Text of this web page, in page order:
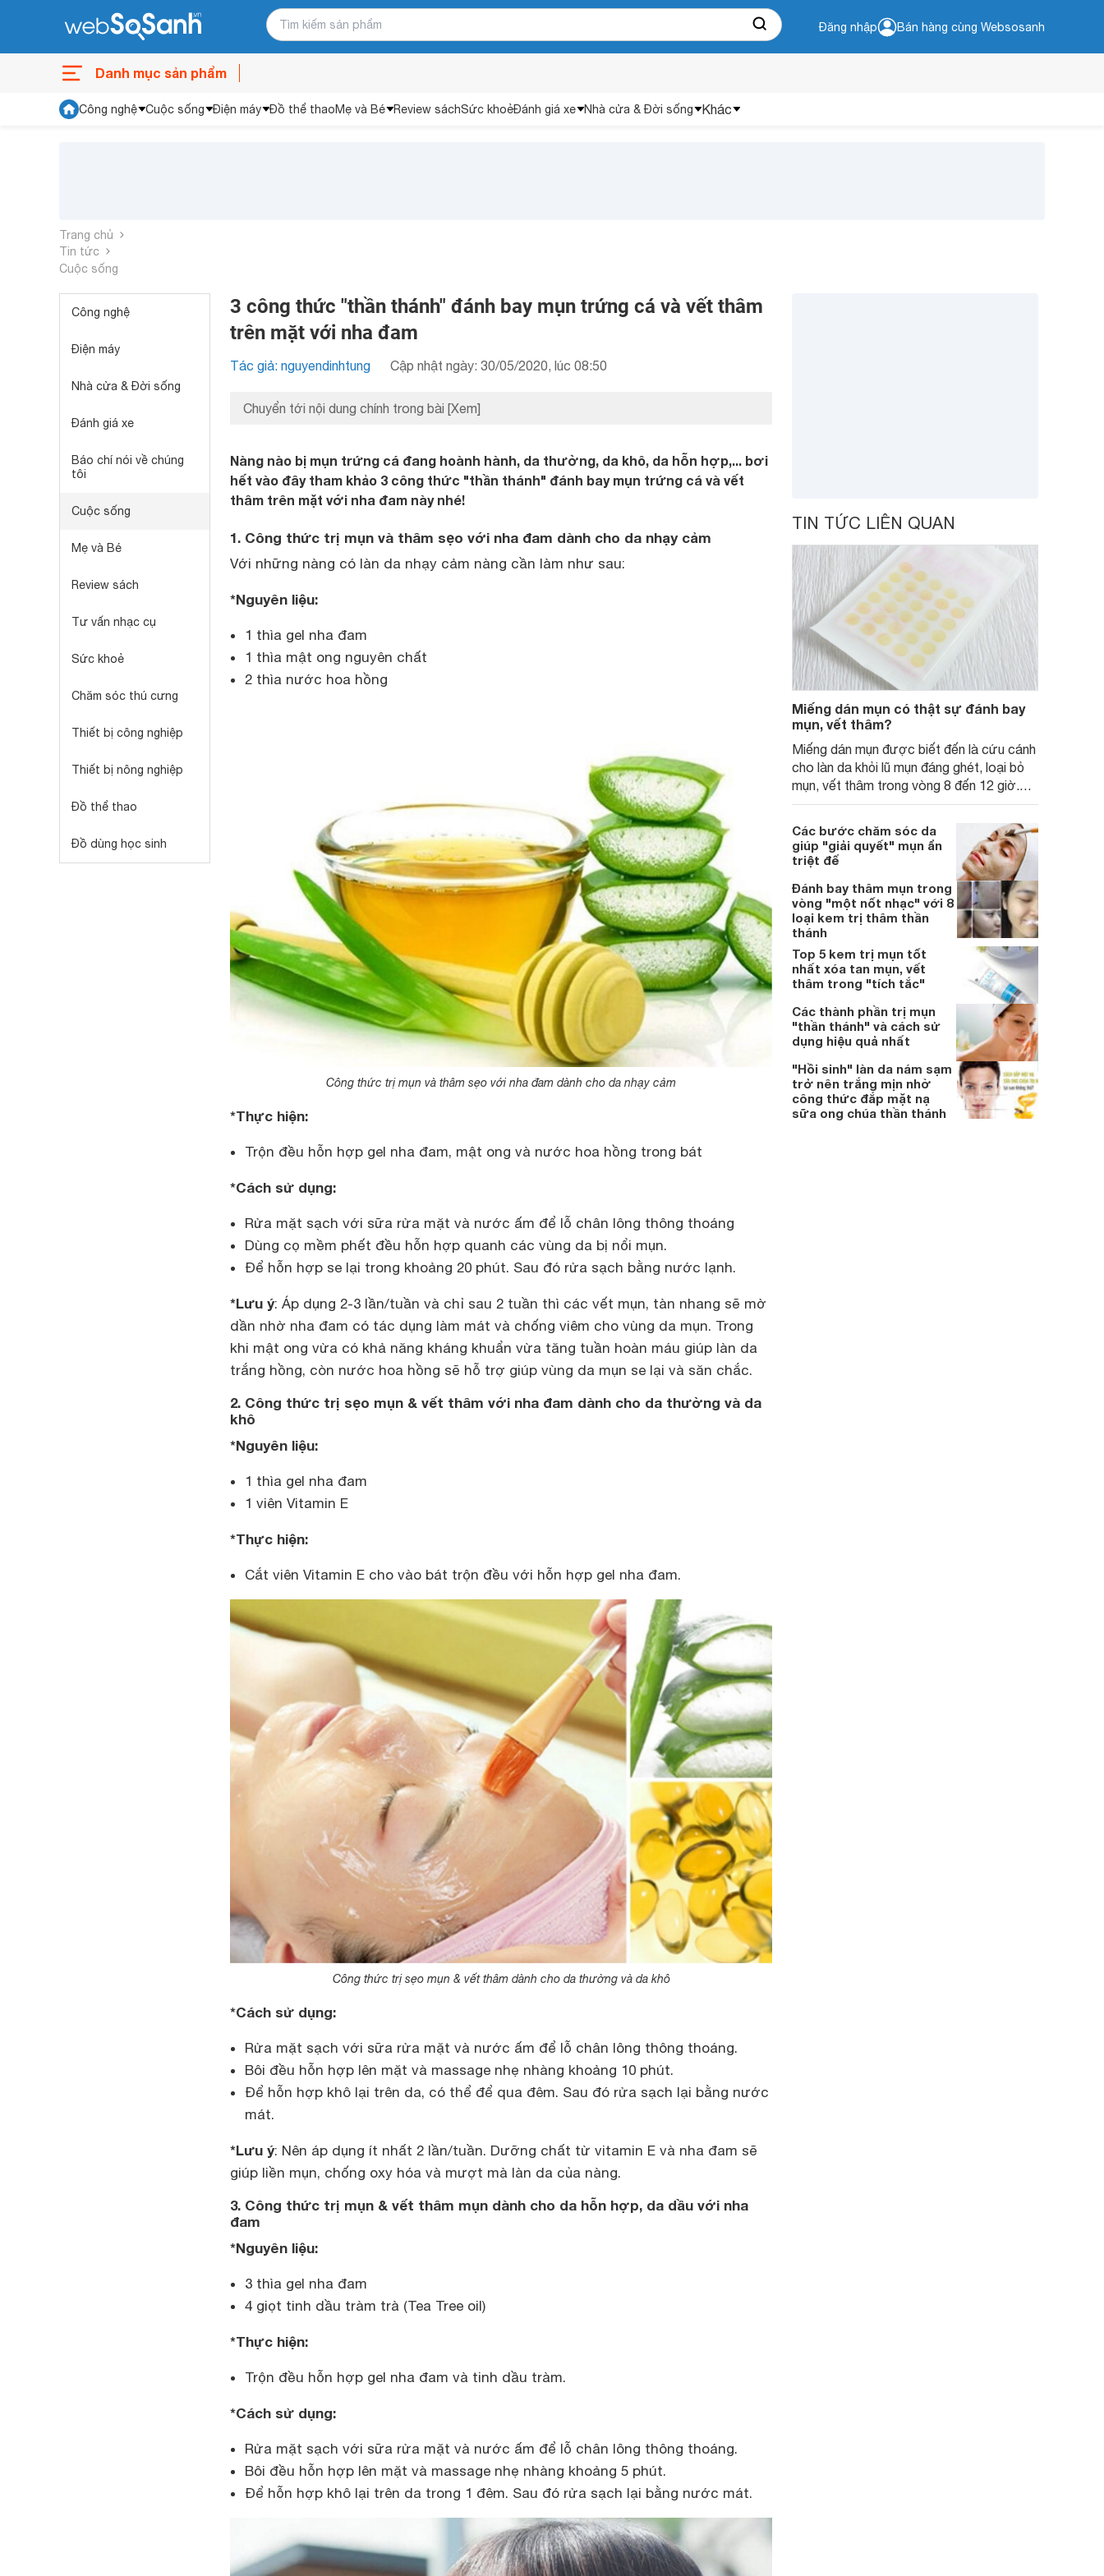
Đăng nhập Bán hàng cùng Websosanh
Danh mục sản phẩm
Công nghệ Cuộc sống Điện máy Đồ thể thaoMẹ và Bé Review sáchSức khoẻĐánh giá xe Nhà cửa & Đời sống Khác
Trang chủ
Tin tức
Cuộc sống
Công nghệ
Điện máy
Nhà cửa & Đời sống
Đánh giá xe
Báo chí nói về chúng
tôi
Cuộc sống
Mẹ và Bé
Review sách
Tư vấn nhạc cụ
Sức khoẻ
Chăm sóc thú cưng
Thiết bị công nghiệp
Thiết bị nông nghiệp
Đồ thể thao
Đồ dùng học sinh
3 công thức "thần thánh" đánh bay mụn trứng cá và vết thâm
trên mặt với nha đam
Tác giả: nguyendinhtung Cập nhật ngày: 30/05/2020, lúc 08:50
Chuyển tới nội dung chính trong bài [Xem]
Nàng nào bị mụn trứng cá đang hoành hành, da thường, da khô, da hỗn hợp,... bơi
hết vào đây tham khảo 3 công thức "thần thánh" đánh bay mụn trứng cá và vết
thâm trên mặt với nha đam này nhé!
1. Công thức trị mụn và thâm sẹo với nha đam dành cho da nhạy cảm
Với những nàng có làn da nhạy cảm nàng cần làm như sau:
*Nguyên liệu:
1 thìa gel nha đam
1 thìa mật ong nguyên chất
2 thìa nước hoa hồng
Công thức trị mụn và thâm sẹo với nha đam dành cho da nhạy cảm
*Thực hiện:
Trộn đều hỗn hợp gel nha đam, mật ong và nước hoa hồng trong bát
*Cách sử dụng:
Rửa mặt sạch với sữa rửa mặt và nước ấm để lỗ chân lông thông thoáng
Dùng cọ mềm phết đều hỗn hợp quanh các vùng da bị nổi mụn.
Để hỗn hợp se lại trong khoảng 20 phút. Sau đó rửa sạch bằng nước lạnh.
*Lưu ý: Áp dụng 2-3 lần/tuần và chỉ sau 2 tuần thì các vết mụn, tàn nhang sẽ mờ
dần nhờ nha đam có tác dụng làm mát và chống viêm cho vùng da mụn. Trong
khi mật ong vừa có khả năng kháng khuẩn vừa tăng tuần hoàn máu giúp làn da
trắng hồng, còn nước hoa hồng sẽ hỗ trợ giúp vùng da mụn se lại và săn chắc.
2. Công thức trị sẹo mụn & vết thâm với nha đam dành cho da thường và da
khô
*Nguyên liệu:
1 thìa gel nha đam
1 viên Vitamin E
*Thực hiện:
Cắt viên Vitamin E cho vào bát trộn đều với hỗn hợp gel nha đam.
Công thức trị sẹo mụn & vết thâm dành cho da thường và da khô
*Cách sử dụng:
Rửa mặt sạch với sữa rửa mặt và nước ấm để lỗ chân lông thông thoáng.
Bôi đều hỗn hợp lên mặt và massage nhẹ nhàng khoảng 10 phút.
Để hỗn hợp khô lại trên da, có thể để qua đêm. Sau đó rửa sạch lại bằng nước
mát.
*Lưu ý: Nên áp dụng ít nhất 2 lần/tuần. Dưỡng chất từ vitamin E và nha đam sẽ
giúp liền mụn, chống oxy hóa và mượt mà làn da của nàng.
3. Công thức trị mụn & vết thâm mụn dành cho da hỗn hợp, da dầu với nha
đam
*Nguyên liệu:
3 thìa gel nha đam
4 giọt tinh dầu tràm trà (Tea Tree oil)
*Thực hiện:
Trộn đều hỗn hợp gel nha đam và tinh dầu tràm.
*Cách sử dụng:
Rửa mặt sạch với sữa rửa mặt và nước ấm để lỗ chân lông thông thoáng.
Bôi đều hỗn hợp lên mặt và massage nhẹ nhàng khoảng 5 phút.
Để hỗn hợp khô lại trên da trong 1 đêm. Sau đó rửa sạch lại bằng nước mát.
TIN TỨC LIÊN QUAN
Miếng dán mụn có thật sự đánh bay
mụn, vết thâm?
Miếng dán mụn được biết đến là cứu cánh
cho làn da khỏi lũ mụn đáng ghét, loại bỏ
mụn, vết thâm trong vòng 8 đến 12 giờ.
Cùng tìm hiểu xem sản phẩm này có thật
Các bước chăm sóc da
giúp "giải quyết" mụn ẩn
triệt để
Đánh bay thâm mụn trong
vòng "một nốt nhạc" với 8
loại kem trị thâm thần
thánh
Top 5 kem trị mụn tốt
nhất xóa tan mụn, vết
thâm trong "tích tắc"
Các thành phần trị mụn
"thần thánh" và cách sử
dụng hiệu quả nhất
"Hồi sinh" làn da nám sạm
trở nên trắng mịn nhờ
công thức đắp mặt nạ
sữa ong chúa thần thánh